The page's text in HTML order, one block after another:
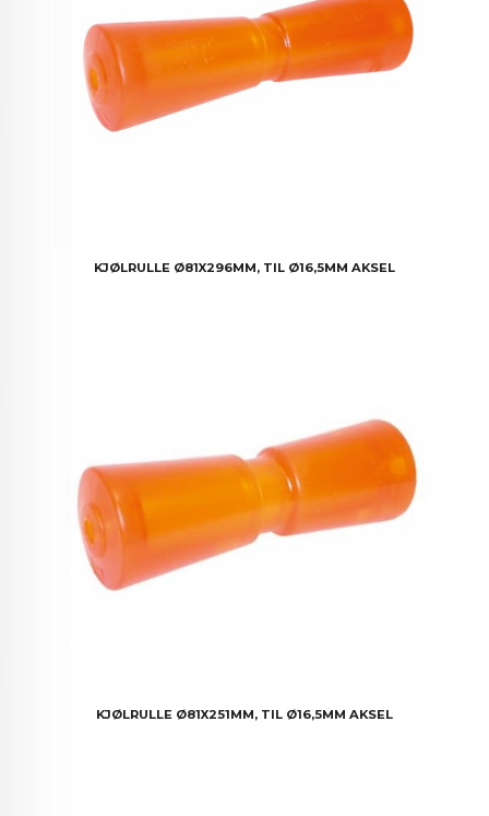
KJØLRULLE Ø81X296MM, TIL Ø16,5MM AKSEL
KJØLRULLE Ø81X251MM, TIL Ø16,5MM AKSEL